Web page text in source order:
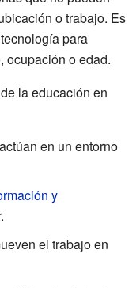
o trabajo. Es
para
ocupación o edad.
la educación en
en un entorno
y
el trabajo en